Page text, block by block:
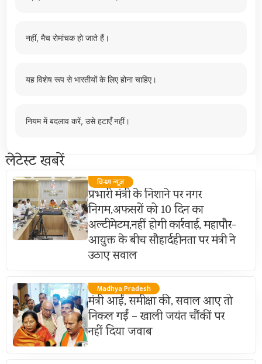
नहीं, मैच रोमांचक हो जाते हैं।
यह विशेष रूप से भारतीयों के लिए होना चाहिए।
नियम में बदलाव करें, उसे हटाएँ नहीं।
लेटेस्ट खबरें
विन्ध्य न्यूज़
प्रभारी मंत्री के निशाने पर नगर
निगम,अफसरों को 10 दिन का
अल्टीमेटम,नहीं होगी कार्रवाई, महापौर-
आयुक्त के बीच सौहार्दहीनता पर मंत्री ने
उठाए सवाल
Madhya Pradesh
मंत्री आईं, समीक्षा की, सवाल आए तो
निकल गईं – खाली जयंत चौंकीं पर
नहीं दिया जवाब